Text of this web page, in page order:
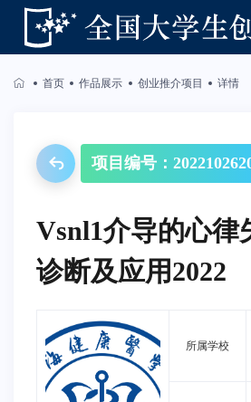
首页 作品展示 创业推介项目 详情
项目编号：
Vsnl1介导的心律
诊断及应用2022
所属学校